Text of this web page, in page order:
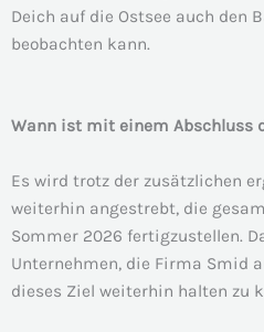
Deich auf die Ostsee auch den
beobachten kann.
Wann ist mit einem Abschluss
Es wird trotz der zusätzlichen
weiterhin angestrebt, die
Sommer 2026 fertigzustellen.
Unternehmen, die Firma Smid
dieses Ziel weiterhin halten zu